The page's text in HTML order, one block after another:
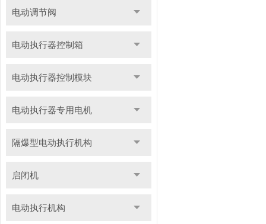
电动调节阀
电动执行器控制箱
电动执行器控制模块
电动执行器专用电机
隔爆型电动执行机构
启闭机
电动执行机构